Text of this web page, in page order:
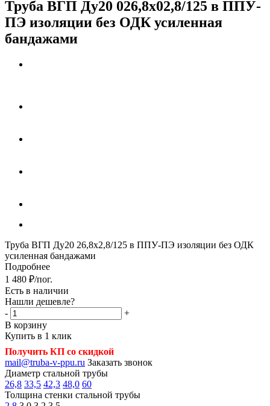
Труба ВГП Ду20 026,8х02,8/125 в ППУ-
ПЭ изоляции без ОДК усиленная
бандажами
Труба ВГП Ду20 26,8х2,8/125 в ППУ-ПЭ изоляции без ОДК
усиленная бандажами
Подробнее
1 480 ₽/пог.
Есть в наличии
Нашли дешевле?
-
+
В корзину
Купить в 1 клик
Получить КП со скидкой
mail@truba-v-ppu.ru Заказать звонок
Диаметр стальной трубы
26,8 33,5 42,3 48,0 60
Толщина стенки стальной трубы